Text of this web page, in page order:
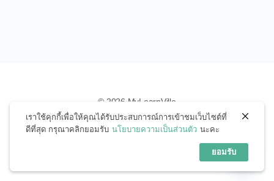
© 2026 MyLearnVille
ข้อตกลงการใช้งาน
นโยบายความเป็นส่วนตัว
เราใช้คุกกี้เพื่อให้คุณได้รับประสบการณ์การเข้าชมเว็บไซต์ที่
ดีที่สุด กรุณาคลิกยอมรับ นโยบายความเป็นส่วนตัว นะคะ
ยอมรับ
สอบถามได้เลยนะคะ
Open